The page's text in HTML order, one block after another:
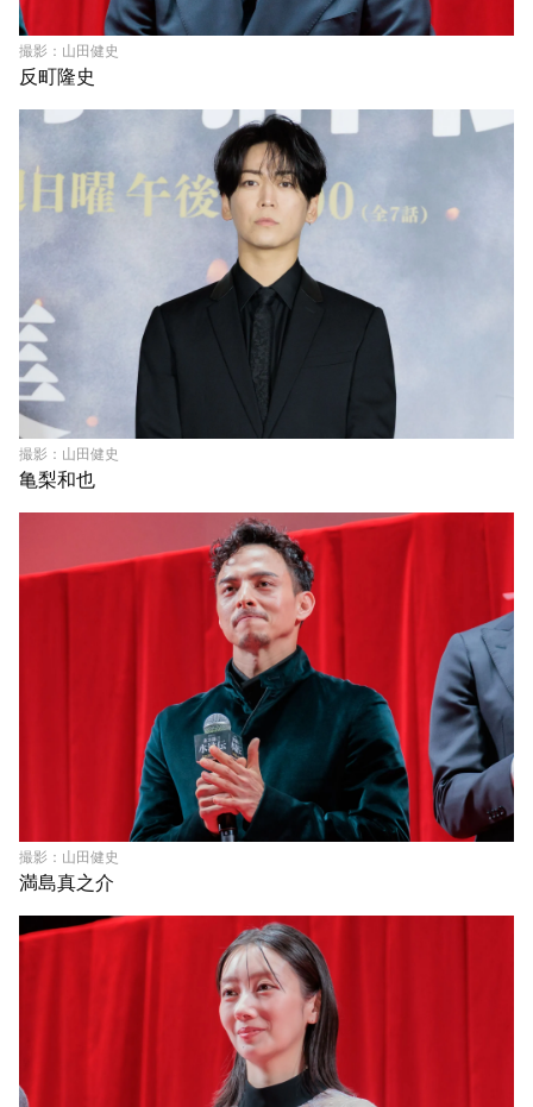
撮影：山田健史
反町隆史
撮影：山田健史
亀梨和也
撮影：山田健史
満島真之介